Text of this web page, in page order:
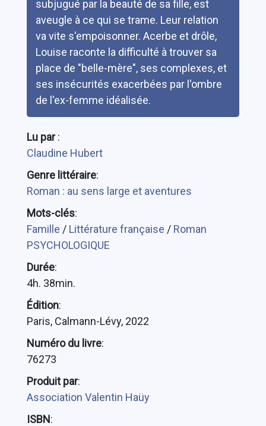
subjugué par la beauté de sa fille, est
aveugle à ce qui se trame. Leur relation
va vite s'empoisonner. Acerbe et drôle,
Louise raconte la difficulté à trouver sa
place de "belle-mère", ses complexes, et
ses insécurités exacerbées par l'ombre
de l'ex-femme idéalisée.
Lu par:
Claudine Hubert
Genre littéraire:
Roman : au sens large et aventures
Mots-clés:
Famille / Littérature française / Roman
PSYCHOLOGIQUE
Durée:
4h. 38min.
Édition:
Paris, Calmann-Lévy, 2022
Numéro du livre:
76273
Produit par:
Association Valentin Haüy
ISBN: